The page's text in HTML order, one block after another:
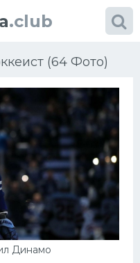
.club
(64 Фото)
Динамо